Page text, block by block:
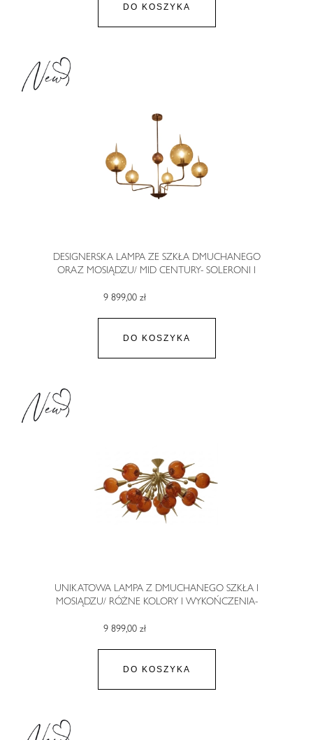
DO KOSZYKA
DESIGNERSKA LAMPA ZE SZKŁA DMUCHANEGO
ORAZ MOSIĄDZU/ MID CENTURY- SOLERONI I
9 899,00 zł
DO KOSZYKA
UNIKATOWA LAMPA Z DMUCHANEGO SZKŁA I
MOSIĄDZU/ RÓŻNE KOLORY I WYKOŃCZENIA-
9 899,00 zł
DO KOSZYKA